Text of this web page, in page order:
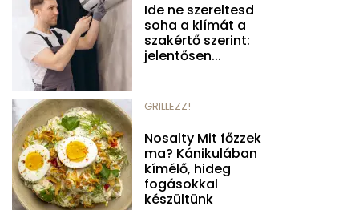
Ide ne szereltesd
soha a klímát a
szakértő szerint:
jelentősen...
GRILLEZZ!
Nosalty Mit főzzek
ma? Kánikulában
kímélő, hideg
fogásokkal
készültünk